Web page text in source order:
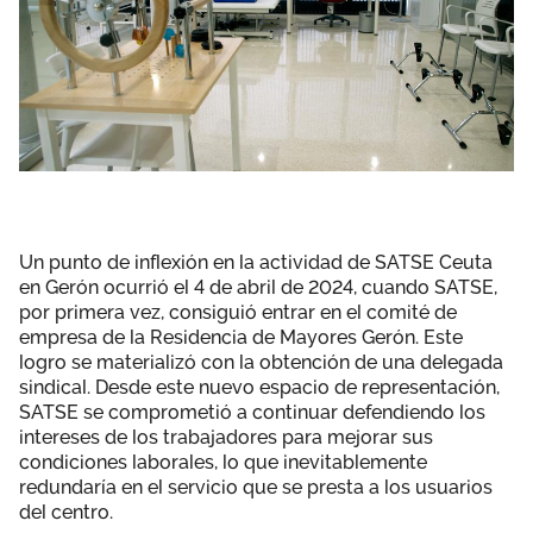
Un punto de inflexión en la actividad de SATSE Ceuta
en Gerón ocurrió el 4 de abril de 2024, cuando SATSE,
por primera vez, consiguió entrar en el comité de
empresa de la Residencia de Mayores Gerón. Este
logro se materializó con la obtención de una delegada
sindical. Desde este nuevo espacio de representación,
SATSE se comprometió a continuar defendiendo los
intereses de los trabajadores para mejorar sus
condiciones laborales, lo que inevitablemente
redundaría en el servicio que se presta a los usuarios
del centro.